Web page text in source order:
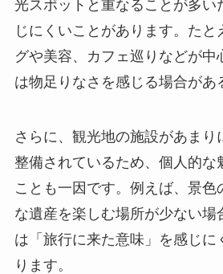
光スポットと重なることが多い
じにくいことがあります。たと
グや美容、カフェ巡りなどが中
は物足りなさを感じる場合があ
さらに、観光地の施設があまり
整備されているため、個人的な
ことも一因です。例えば、景色
な遺産を楽しむ場所が少ない場
は「旅行に来た意味」を感じに
ります。